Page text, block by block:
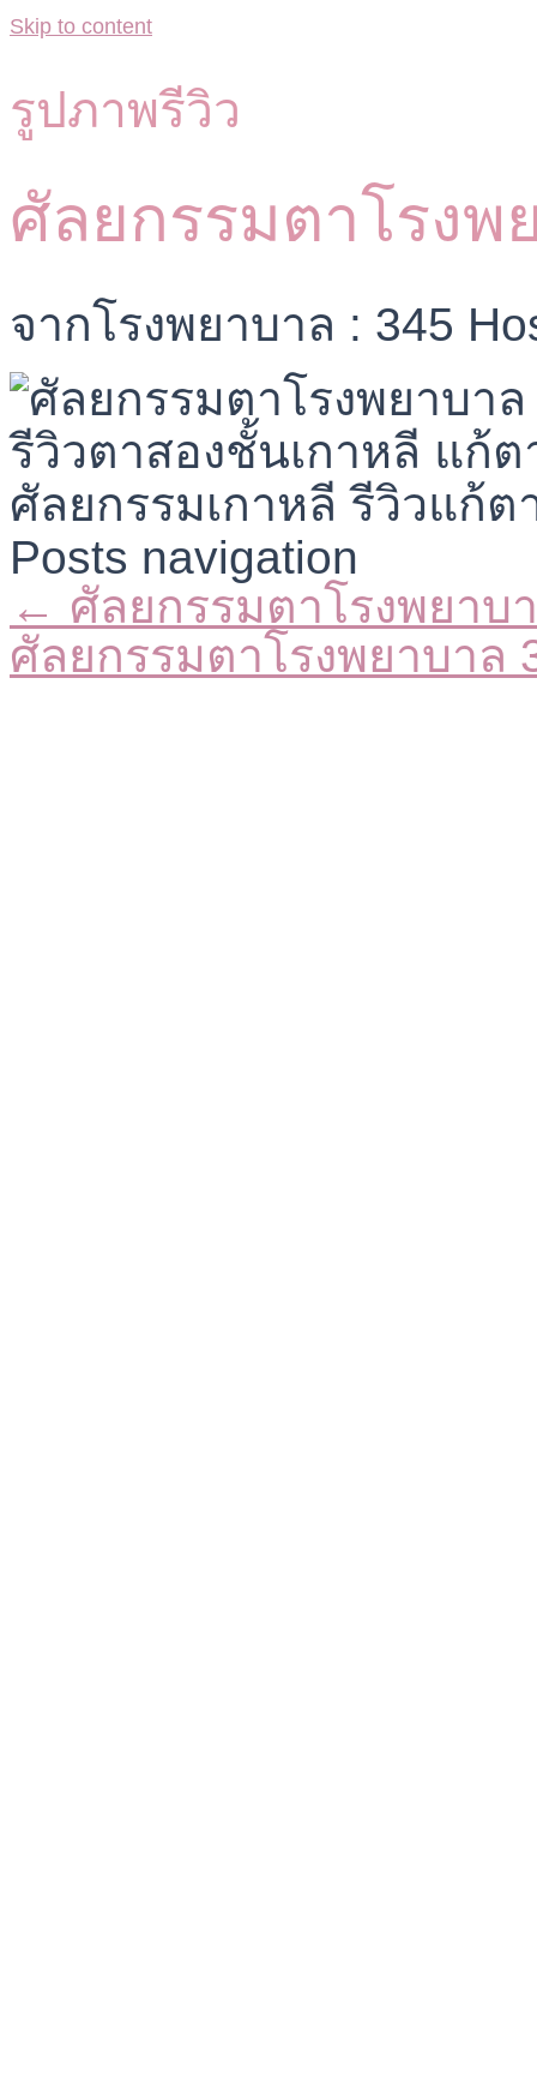
Skip to content
รูปภาพรีวิว
ศัลยกรรมตาโรงพ
จากโรงพยาบาล : 345
Posts navigation
← ศัลยกรรมตาโรงพยาบ
ศัลยกรรมตาโรงพยาบาล